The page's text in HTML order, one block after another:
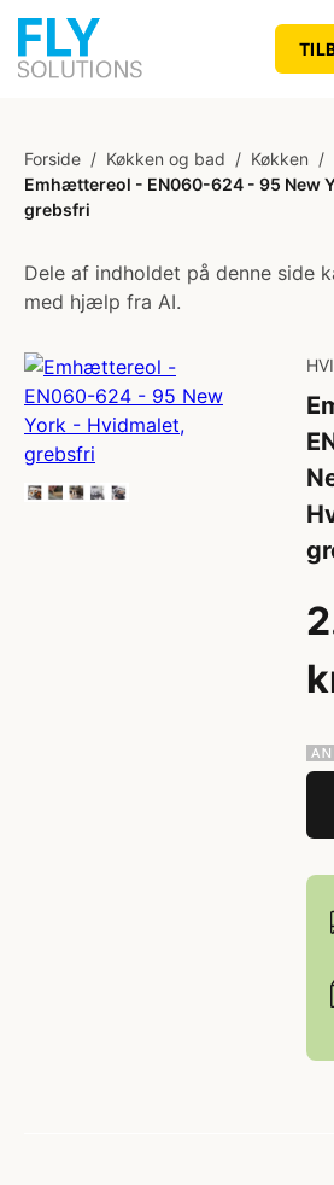
Forside / Køkken og bad / Køkken /
Emhættereol - EN060-624 - 95 New
grebsfri
Dele af indholdet på denne side
med hjælp fra AI.